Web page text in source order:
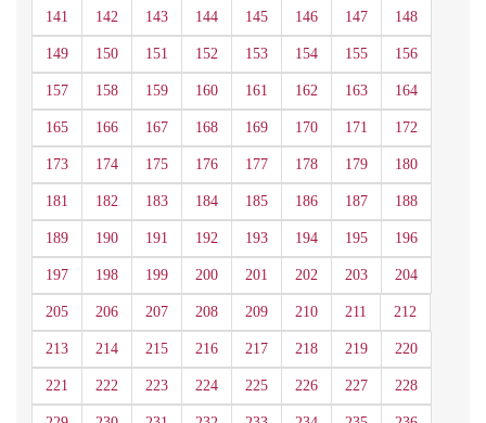
141 142 143 144 145 146 147 148
149 150 151 152 153 154 155 156
157 158 159 160 161 162 163 164
165 166 167 168 169 170 171 172
173 174 175 176 177 178 179 180
181 182 183 184 185 186 187 188
189 190 191 192 193 194 195 196
197 198 199 200 201 202 203 204
205 206 207 208 209 210 211 212
213 214 215 216 217 218 219 220
221 222 223 224 225 226 227 228